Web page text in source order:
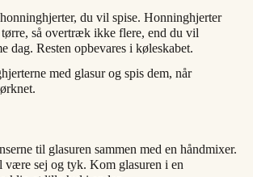
du vil spise. Honninghjerter
så overtræk ikke flere, end du vil
dag. Resten opbevares i køleskabet.
med glasur og spis dem, når
til glasuren sammen med en håndmixer.
være sej og tyk. Kom glasuren i en